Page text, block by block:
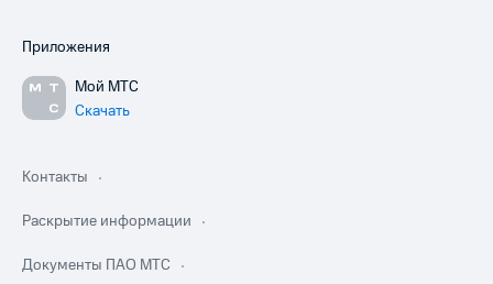
Приложения
Мой МТС
Скачать
Контакты
Раскрытие информации
Документы ПАО МТС